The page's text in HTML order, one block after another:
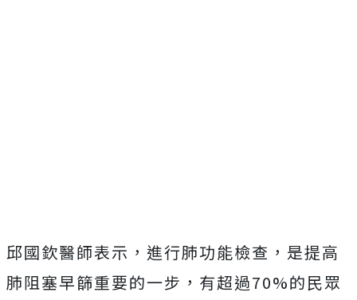
邱國欽醫師表示，進行肺功能檢查，是提高
肺阻塞早篩重要的一步，有超過70%的民眾